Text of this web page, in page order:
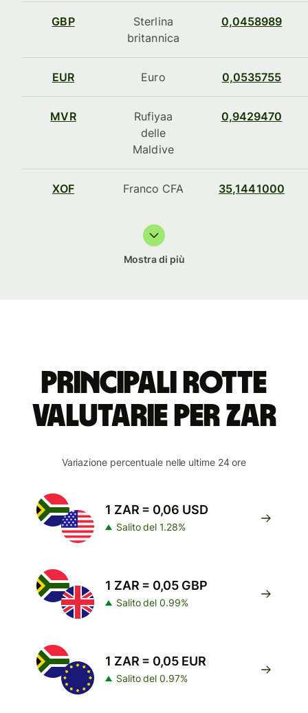
GBP
Sterlina
britannica
0,0458989
EUR Euro 0,0535755
MVR
Rufiyaa
delle
Maldive
0,9429470
XOF Franco CFA 35,1441000
Mostra di più
Principali rotte
valutarie per ZAR
Variazione percentuale nelle ultime 24 ore
1 ZAR = 0,06 USD
Salito del 1.28%
1 ZAR = 0,05 GBP
Salito del 0.99%
1 ZAR = 0,05 EUR
Salito del 0.97%